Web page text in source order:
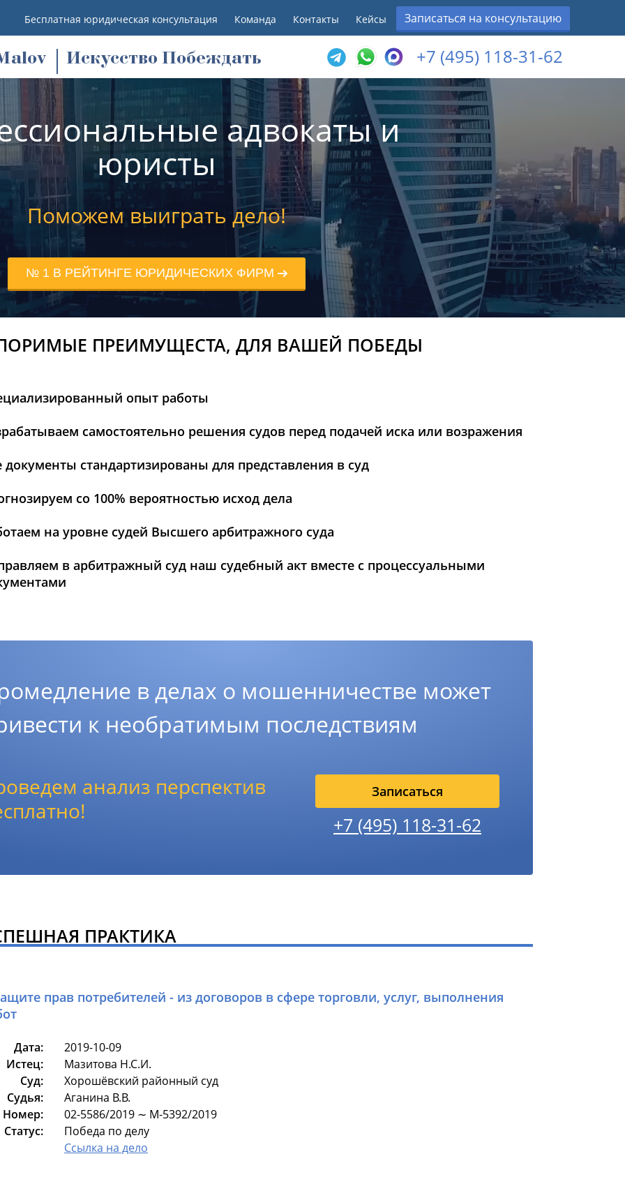
Бесплатная юридическая консультация Команда Контакты Кейсы Записаться на консультацию
alov Искусство Побеждать +7 (495) 118-31-62
адвокаты и
юристы
Поможем выиграть дело!
№ 1 В РЕЙТИНГЕ ЮРИДИЧЕСКИХ ФИРМ
ПРЕИМУЩЕСТА, ДЛЯ ВАШЕЙ ПОБЕДЫ
опыт работы
самостоятельно решения судов перед подачей иска или возражения
документы стандартизированы для представления в суд
со 100% вероятностью исход дела
на уровне судей Высшего арбитражного суда
в арбитражный суд наш судебный акт вместе с процессуальными
в делах о мошенничестве может
к необратимым последствиям
анализ перспектив
Записаться
+7 (495) 118-31-62
ПРАКТИКА
прав потребителей - из договоров в сфере торговли, услуг, выполнения
Дата:
2019-10-09
Истец:
Мазитова Н.С.И.
Суд:
Хорошёвский районный суд
Судья:
Аганина В.В.
Номер:
02-5586/2019 ∼ М-5392/2019
Статус:
Победа по делу
Ссылка на дело